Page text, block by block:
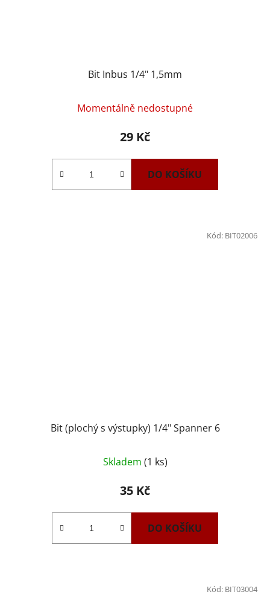
Bit Inbus 1/4" 1,5mm
Momentálně nedostupné
29 Kč
DO KOŠÍKU
Bit (plochý s výstupky) 1/4" Spanner 6
Skladem (1 ks)
35 Kč
DO KOŠÍKU
Kód: BIT02006
Kód: BIT03004